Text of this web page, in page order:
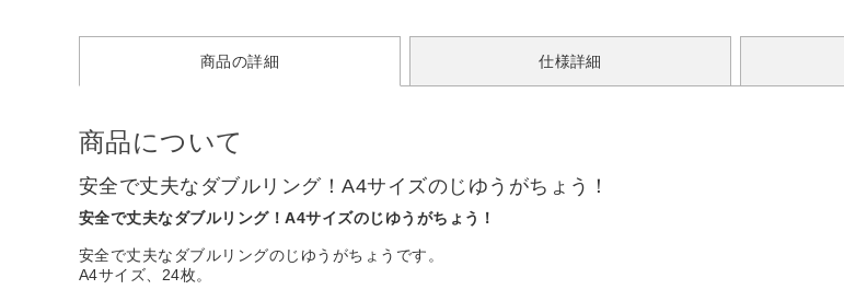
商品の詳細 仕様詳細
商品について
安全で丈夫なダブルリング！A4サイズのじゆうがちょう！
安全で丈夫なダブルリング！A4サイズのじゆうがちょう！
安全で丈夫なダブルリングのじゆうがちょうです。
A4サイズ、24枚。